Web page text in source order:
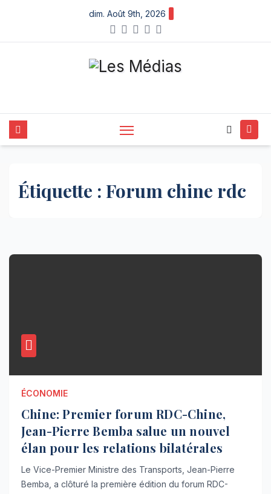
content
dim. Août 9th, 2026
Étiquette : Forum chine rdc
ÉCONOMIE
Chine: Premier forum RDC-Chine,
Jean-Pierre Bemba salue un nouvel
élan pour les relations bilatérales
Le Vice-Premier Ministre des Transports, Jean-Pierre
Bemba, a clôturé la première édition du forum RDC-